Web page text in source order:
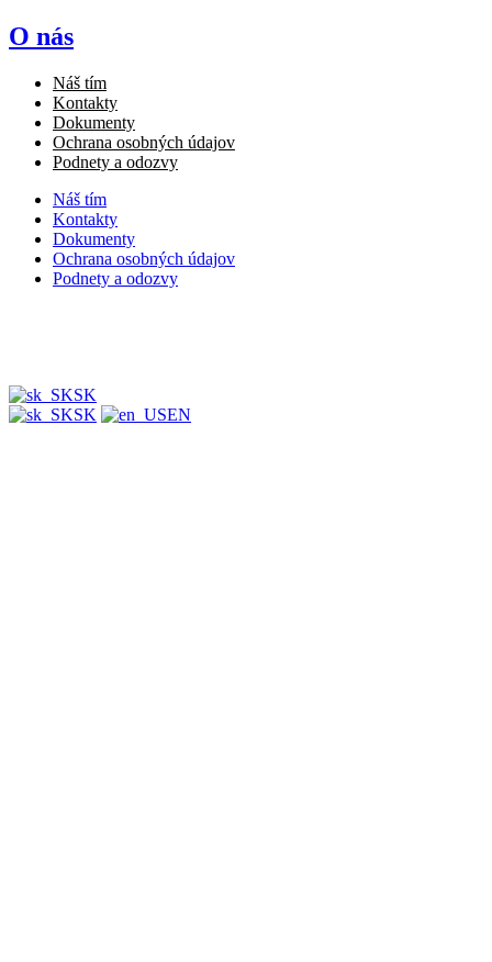
O nás
Náš tím
Kontakty
Dokumenty
Ochrana osobných údajov
Podnety a odozvy
Náš tím
Kontakty
Dokumenty
Ochrana osobných údajov
Podnety a odozvy
SK
SK
EN